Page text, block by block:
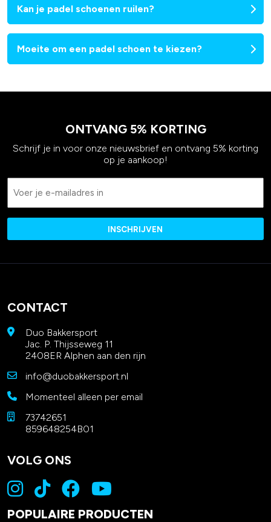
Kan je padel schoenen ruilen?
Moeite om een padel schoen te kiezen?
ONTVANG 5% KORTING
Schrijf je in voor onze nieuwsbrief en ontvang 5% korting
op je aankoop!
CONTACT
Duo Bakkersport
Jac. P. Thijsseweg 11
2408ER Alphen aan den rijn
info@duobakkersport.nl
Momenteel alleen per email
73742651
859648254B01
VOLG ONS
POPULAIRE PRODUCTEN